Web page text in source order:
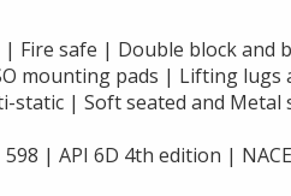
Fire safe | Double block and
mounting pads | Lifting lugs
| Soft seated and Metal
| API 6D 4th edition |